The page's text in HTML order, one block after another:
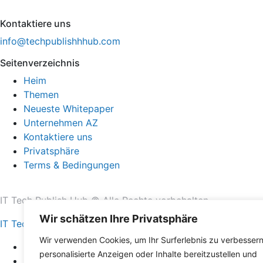
Wir schätzen Ihre Privatsphäre
Wir verwenden Cookies, um Ihr Surferlebnis zu
personalisierte Anzeigen oder Inhalte bereitzustellen und
Kontaktiere uns
info@techpublishhhub.com
Seitenverzeichnis
Heim
Themen
Neueste Whitepaper
Unternehmen AZ
Kontaktiere uns
Privatsphäre
Terms & Bedingungen
IT Tech Publish Hub © Alle Rechte vorbehalten.
IT Tech Publish Hub
Heim